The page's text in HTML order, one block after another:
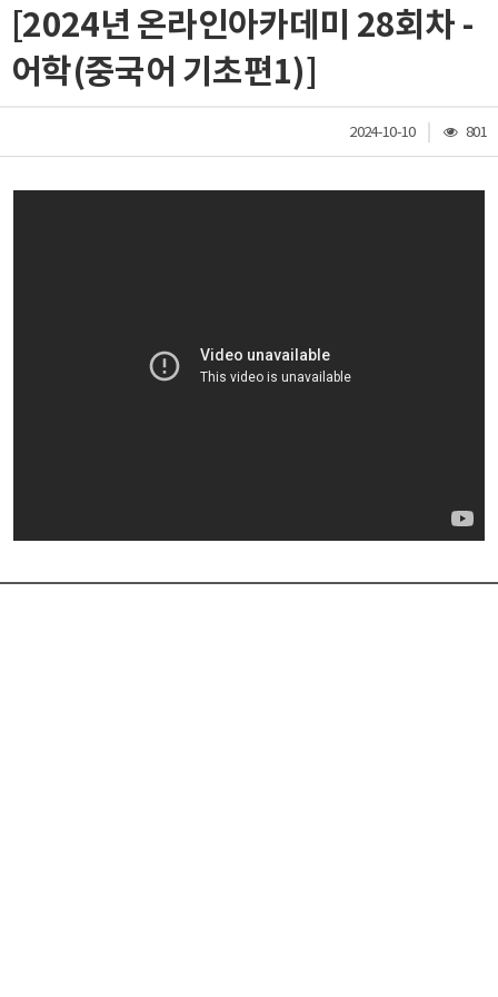
[2024년 온라인아카데미 28회차 -
어학(중국어 기초편1)]
2024-10-10
조
801